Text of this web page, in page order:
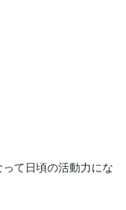
て日頃の活動力にな